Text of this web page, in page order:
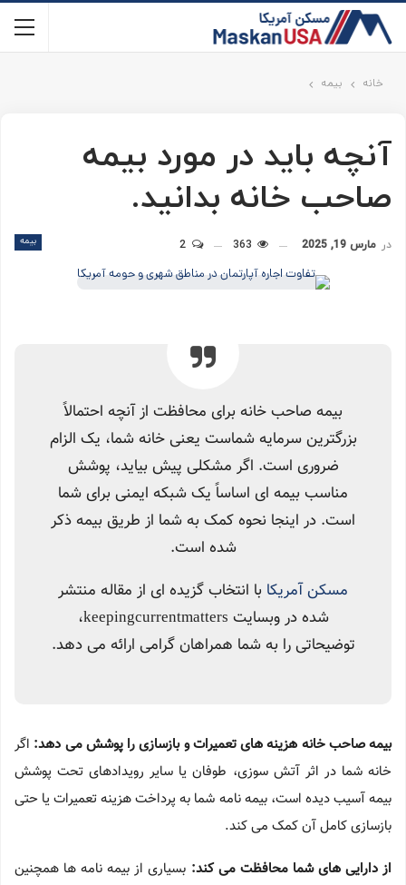
خانه بیمه
آنچه باید در مورد بیمه
صاحب خانه بدانید.
بیمه در مارس 19, 2025
بیمه صاحب خانه برای محافظت از آنچه احتمالاً
بزرگترین سرمایه شماست یعنی خانه شما، یک الزام
ضروری است. اگر مشکلی پیش بیاید، پوشش
مناسب بیمه ای اساساً یک شبکه ایمنی برای شما
است. در اینجا نحوه کمک به شما از طریق بیمه ذکر
شده است.
مسکن آمریکا با انتخاب گزیده ای از مقاله منتشر
شده در وبسایت keepingcurrentmatters،
توضیحاتی را به شما همراهان گرامی ارائه می دهد.
بیمه صاحب خانه هزینه های تعمیرات و بازسازی را پوشش می دهد: اگر
خانه شما در اثر آتش سوزی، طوفان یا سایر رویدادهای تحت پوشش
بیمه آسیب دیده است، بیمه نامه شما به پرداخت هزینه تعمیرات یا حتی
بازسازی کامل آن کمک می کند.
از دارایی های شما محافظت می کند: بسیاری از بیمه نامه ها همچنین